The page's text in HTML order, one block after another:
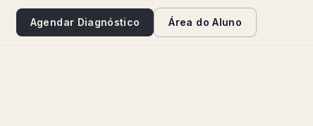
Agendar Diagnóstico Área do Aluno